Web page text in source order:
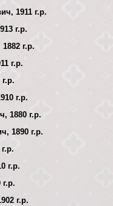
1911 г.р.
г.р.
г.р.
г.р.
г.р.
1880 г.р.
1890 г.р.
г.р.
г.р.